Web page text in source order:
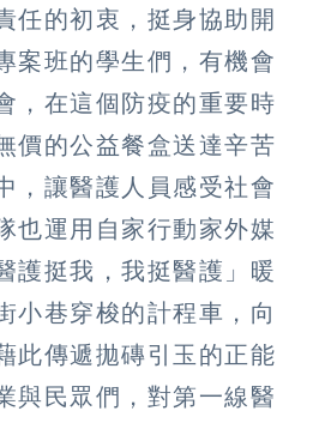
任的初衷，挺身協助開
案班的學生們，有機會
，在這個防疫的重要時
價的公益餐盒送達辛苦
，讓醫護人員感受社會
也運用自家行動家外媒
護挺我，我挺醫護」暖
小巷穿梭的計程車，向
此傳遞拋磚引玉的正能
與民眾們，對第一線醫